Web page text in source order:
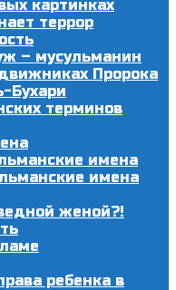
картинках
террор
– мусульманин
Пророка
Бухари
терминов
имена
имена
женой?!
ребенка в